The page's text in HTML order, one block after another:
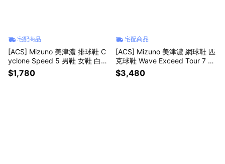
宅配商品
[ACS] Mizuno 美津濃 排球鞋 C
yclone Speed 5 男鞋 女鞋 白
入門款 緩衝 運動鞋 V1GA2580-
80
$1,780
宅配商品
[ACS] Mizuno 美津濃 網球鞋 匹
克球鞋 Wave Exceed Tour 7 A
C 男鞋 白 避震 61GA2670-02
$3,480